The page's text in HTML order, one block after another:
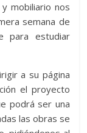
mobiliario nos
semana de
para estudiar
a su página
el proyecto
podrá ser una
las obras se